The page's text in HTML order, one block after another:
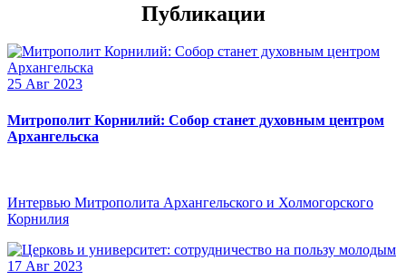
Публикации
25 Авг 2023
Митрополит Корнилий: Собор станет духовным центром
Архангельска
Интервью Митрополита Архангельского и Холмогорского
Корнилия
17 Авг 2023